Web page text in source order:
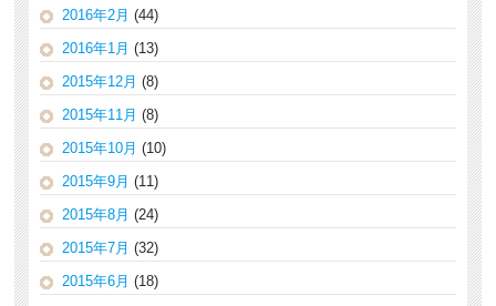
2016年2月 (44)
2016年1月 (13)
2015年12月 (8)
2015年11月 (8)
2015年10月 (10)
2015年9月 (11)
2015年8月 (24)
2015年7月 (32)
2015年6月 (18)